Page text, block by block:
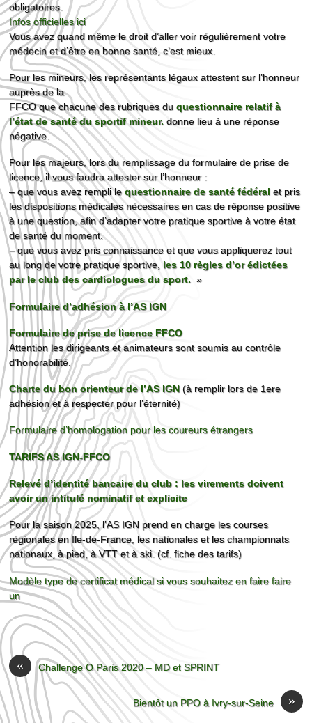
obligatoires.
Infos officielles ici
Vous avez quand même le droit d’aller voir régulièrement votre
médecin et d’être en bonne santé, c’est mieux.
Pour les mineurs, les représentants légaux attestent sur l’honneur
auprès de la
FFCO que chacune des rubriques duquestionnaire relatif à
l’état de santé du sportif mineur. donne lieu à une réponse
négative.
Pour les majeurs, lors du remplissage du formulaire de prise de
licence, il vous faudra attester sur l’honneur :
– que vous avez rempli lequestionnaire de santé fédéralet pris
les dispositions médicales nécessaires en cas de réponse positive
à une question, afin d’adapter votre pratique sportive à votre état
de santé du moment.
– que vous avez pris connaissance et que vous appliquerez tout
au long de votre pratique sportive, les 10 règles d’or édictées
par le club des cardiologues du sport. »
Formulaire d’adhésion à l’AS IGN
Formulaire de prise de licence FFCO
Attention les dirigeants et animateurs sont soumis au contrôle
d’honorabilité.
Charte du bon orienteur de l’AS IGN(à remplir lors de 1ere
adhésion et à respecter pour l’éternité)
Formulaire d’homologation pour les coureurs étrangers
TARIFS AS IGN-FFCO
Relevé d’identité bancaire du club : les virements doivent
avoir un intitulé nominatif et explicite
Pour la saison 2025, l’AS IGN prend en charge les courses
régionales en Ile-de-France, les nationales et les championnats
nationaux, à pied, à VTT et à ski. (cf. fiche des tarifs)
Modèle type de certificat médical si vous souhaitez en faire faire
un
« Challenge O Paris 2020 – MD et SPRINT
»
Bientôt un PPO à Ivry-sur-Seine